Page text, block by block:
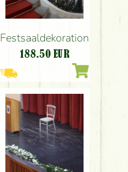
Festsaaldekoration
188.50 EUR